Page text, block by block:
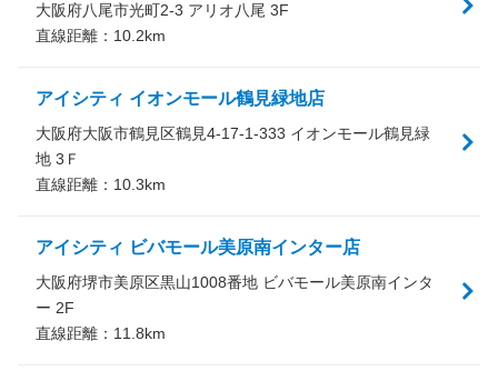
大阪府八尾市光町2-3 アリオ八尾 3F
直線距離： 10.2km
アイシティ イオンモール鶴見緑地店
大阪府大阪市鶴見区鶴見4-17-1-333 イオンモール鶴見緑
地 3Ｆ
直線距離： 10.3km
アイシティ ビバモール美原南インター店
大阪府堺市美原区黒山1008番地 ビバモール美原南インタ
ー 2F
直線距離： 11.8km